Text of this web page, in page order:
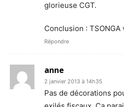
glorieuse CGT.
Conclusion : TSONGA
Répondre
anne
2 janvier 2013 à 14h35
Pas de décorations